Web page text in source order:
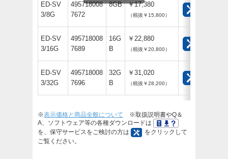
ED-SV
3/8G
495718008
7672
8GB ￥17,380
（税抜￥15,800）
ED-SV
3/16G
495718008
7689
16G
B
￥22,880
（税抜￥20,800）
ED-SV
3/32G
495718008
7696
32G
B
￥31,020
（税抜￥28,200）
※表示価格と商品全般について ※取扱説明書やQ＆
A、ソフトウェア等の各種ダウンロードは
を、保守サービスをご検討の方は
をクリックして
ご覧ください。